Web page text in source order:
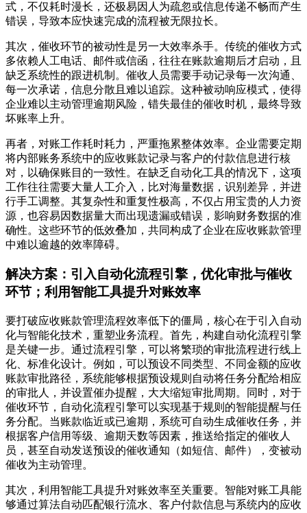
式，不仅耗时漫长，还极易因人为疏忽或信息传递不畅而产生
错误，导致本应快速完成的流程被无限拉长。
其次，催收环节的被动性是另一大效率杀手。传统的催收方式
多依赖人工电话、邮件或信函，往往在账款逾期后才启动，且
缺乏系统性的跟进机制。催收人员需要手动记录每一次沟通、
每一次承诺，信息分散且难以追踪。这种被动响应模式，使得
企业难以主动管理逾期风险，错失最佳的催收时机，最终导致
坏账率上升。
再者，对账工作耗时耗力，严重拖累整体效率。企业需要定期
将内部账务系统中的应收账款记录与客户的付款信息进行核
对，以确保账目的一致性。在缺乏自动化工具的情况下，这项
工作往往需要大量人工介入，比对海量数据，识别差异，并进
行手工调整。其复杂性和重复性极高，不仅占用宝贵的人力资
源，也容易因数据量大而出现遗漏或错误，影响财务数据的准
确性。这些环节的低效叠加，共同构成了企业在应收账款管理
中难以逾越的效率障碍。
解决方案：引入自动化流程引擎，优化审批与催收
环节；利用智能工具提升对账效率
要打破应收账款管理流程效率低下的僵局，核心在于引入自动
化与智能化技术，重塑业务流程。首先，构建自动化流程引擎
是关键一步。通过流程引擎，可以将繁琐的审批流程进行线上
化、标准化设计。例如，可以预设不同类型、不同金额的应收
账款审批路径，系统能够根据预设规则自动将任务分配给相应
的审批人，并设置催办提醒，大大缩短审批周期。同时，对于
催收环节，自动化流程引擎可以实现基于规则的智能提醒与任
务分配。当账款临近或已逾期，系统可自动生成催收任务，并
根据客户信用等级、逾期天数等因素，推送给指定的催收人
员，甚至自动发送预设的催收通知（如短信、邮件），变被动
催收为主动管理。
其次，利用智能工具提升对账效率至关重要。智能对账工具能
够通过算法自动匹配银行流水、客户付款信息与系统内的应收